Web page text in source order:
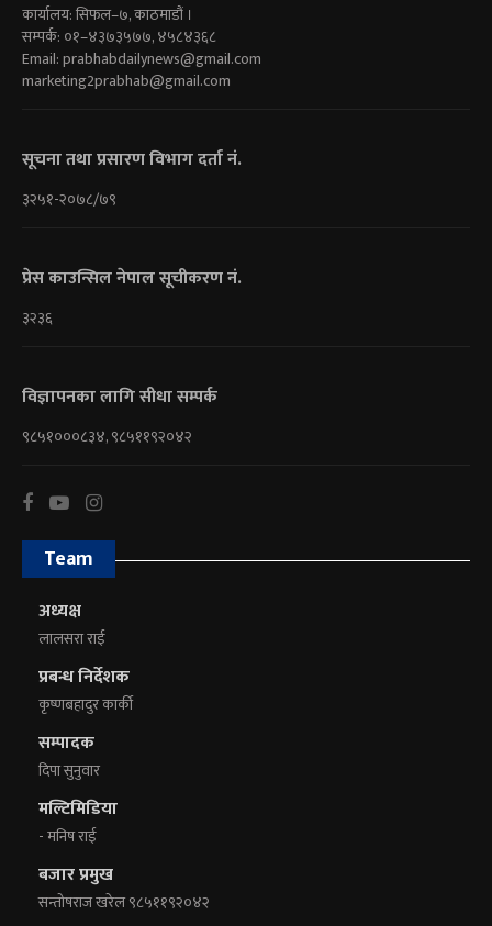
कार्यालय: सिफल–७, काठमाडौं ।
सम्पर्क: ०१–४३७३५७७, ४५८४३६८
Email:prabhabdailynews@gmail.com
marketing2prabhab@gmail.com
सूचना तथा प्रसारण विभाग दर्ता नं.
३२५१-२०७८/७९
प्रेस काउन्सिल नेपाल सूचीकरण नं.
३२३६
विज्ञापनका लागि सीधा सम्पर्क
९८५१०००८३४, ९८५११९२०४२
Team
अध्यक्ष
लालसरा राई
प्रबन्ध निर्देशक
कृष्णबहादुर कार्की
सम्पादक
दिपा सुनुवार
मल्टिमिडिया
- मनिष राई
बजार प्रमुख
सन्तोषराज खरेल ९८५११९२०४२